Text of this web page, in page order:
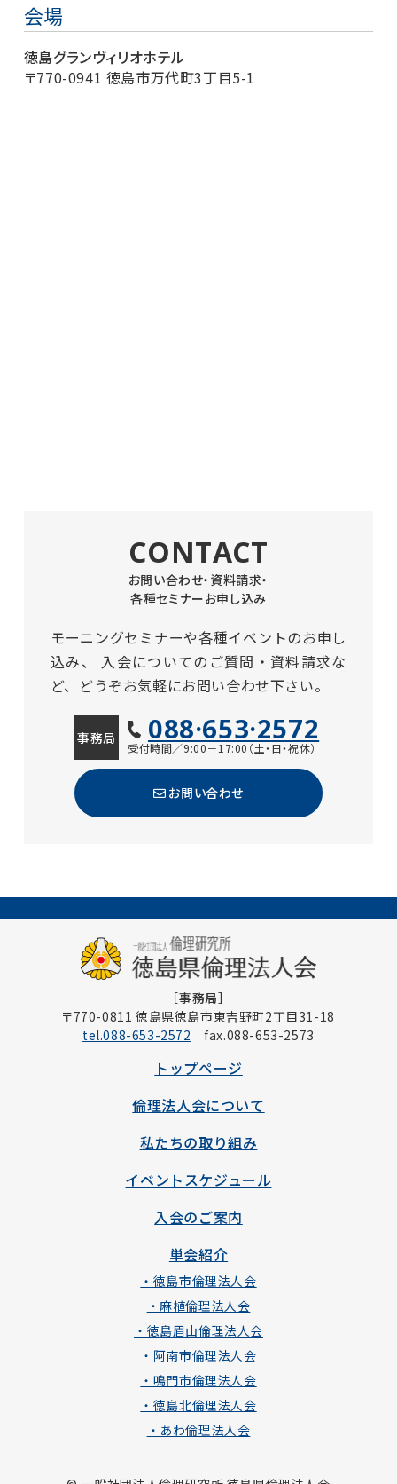
会場
徳島グランヴィリオホテル
〒770-0941 徳島市万代町3丁目5-1
CONTACT
お問い合わせ・資料請求・
各種セミナーお申し込み
モーニングセミナーや各種イベントのお申し
込み、
入会についてのご質問・資料請求な
ど、どうぞお気軽にお問い合わせ下さい。
事務局 088·653·2572
受付時間／9:00－17:00（土・日・祝休）
お問い合わせ
［事務局］
〒770-0811 徳島県徳島市東吉野町2丁目31-18
tel.088-653-2572 fax.088-653-2573
トップページ
倫理法人会について
私たちの取り組み
イベントスケジュール
入会のご案内
単会紹介
・徳島市倫理法人会
・麻植倫理法人会
・徳島眉山倫理法人会
・阿南市倫理法人会
・鳴門市倫理法人会
・徳島北倫理法人会
・あわ倫理法人会